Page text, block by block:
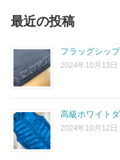
最近の投稿
フラッグシッ
2024年10月13日
高級ホワイト
2024年10月12日